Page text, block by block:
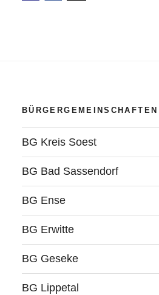
BG Kreis Soest
BG Bad Sassendorf
BG Ense
BG Erwitte
BG Geseke
BG Lippetal